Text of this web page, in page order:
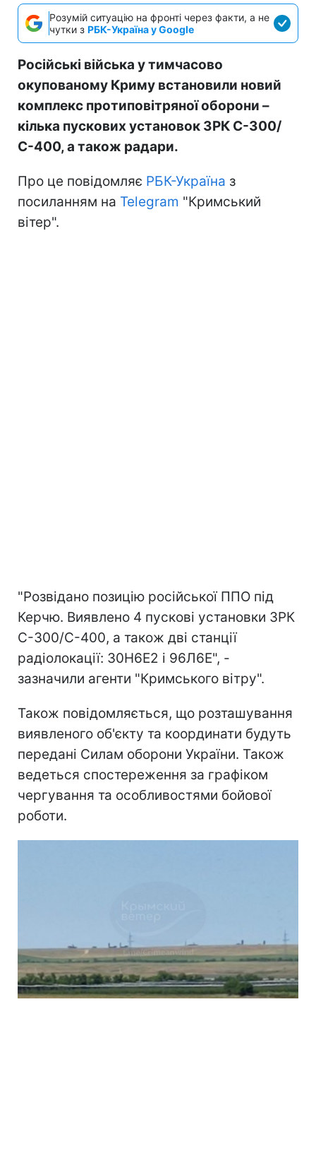
Розумій ситуацію на фронті через факти, а не
чутки з РБК-Україна у Google
Російські війська у тимчасово
окупованому Криму встановили новий
комплекс протиповітряної оборони –
кілька пускових установок ЗРК С-300/
С-400, а також радари.
Про це повідомляє РБК-Україна з
посиланням на Telegram "Кримський
вітер".
"Розвідано позицію російської ППО під
Керчю. Виявлено 4 пускові установки ЗРК
С-300/С-400, а також дві станції
радіолокації: 30Н6Е2 і 96Л6Е", -
зазначили агенти "Кримського вітру".
Також повідомляється, що розташування
виявленого об'єкту та координати будуть
передані Силам оборони України. Також
ведеться спостереження за графіком
чергування та особливостями бойової
роботи.